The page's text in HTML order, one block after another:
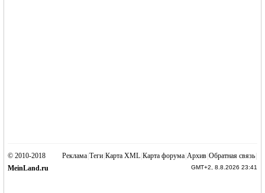
Реклама Теги Карта XML Карта форума Архив Обратная связь
GMT+2, 8.8.2026 23:41
© 2010-2018
MeinLand.ru